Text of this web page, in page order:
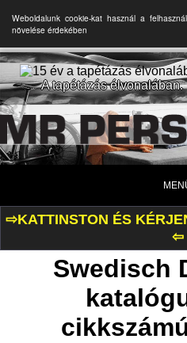
Weboldalunk cookie-kat használ a
növelése érdekében
A tapétázás élvonalában.
⇨KATTINSTON ÉS
⇦
Swedisch